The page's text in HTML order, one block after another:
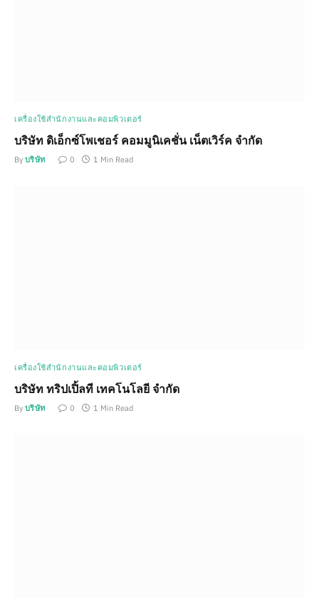
เครื่องใช้สำนักงานและคอมพิวเตอร์
บริษัท ดิเอ็กซ์โพเชอร์ คอมมูนิเคชั่น เน็ตเวิร์ค จำกัด
By บริษัท 0 1 Min Read
เครื่องใช้สำนักงานและคอมพิวเตอร์
บริษัท ทริปเปิ้ลที เทคโนโลยี จำกัด
By บริษัท 0 1 Min Read